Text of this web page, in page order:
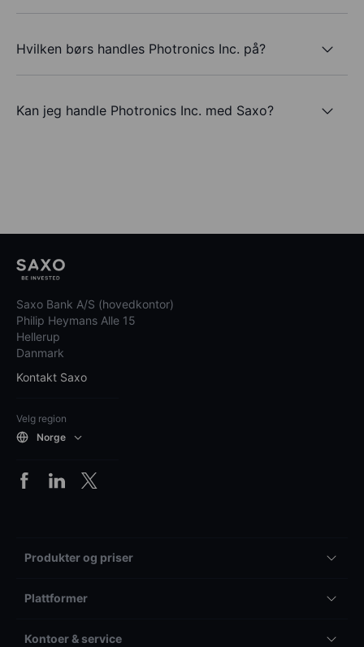
Hvilken børs handles Photronics Inc. på?
Kan jeg handle Photronics Inc. med Saxo?
Saxo Bank A/S (hovedkontor)
Philip Heymans Alle 15
Hellerup
Danmark
Kontakt Saxo
Velg region
Norge
Produkter og priser
Plattformer
Kontoer & service